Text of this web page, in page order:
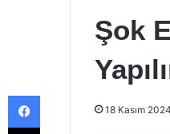
Şok
18 Kasım 2024
Facebook
X